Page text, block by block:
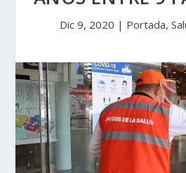
Dic 9, 2020 | Portada,